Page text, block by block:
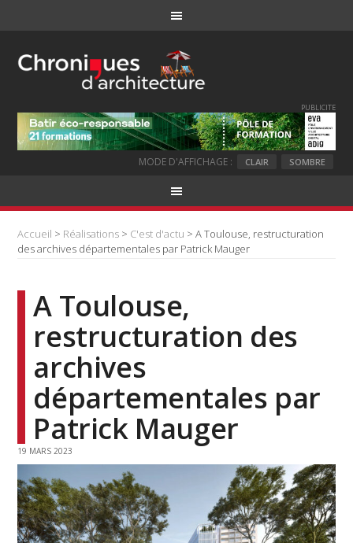
PUBLICITE
MODE D'AFFICHAGE : CLAIR SOMBRE
Accueil > Réalisations > C'est d'actu > A Toulouse, restructuration
des archives départementales par Patrick Mauger
A Toulouse,
restructuration des
archives
départementales par
Patrick Mauger
19 MARS 2023